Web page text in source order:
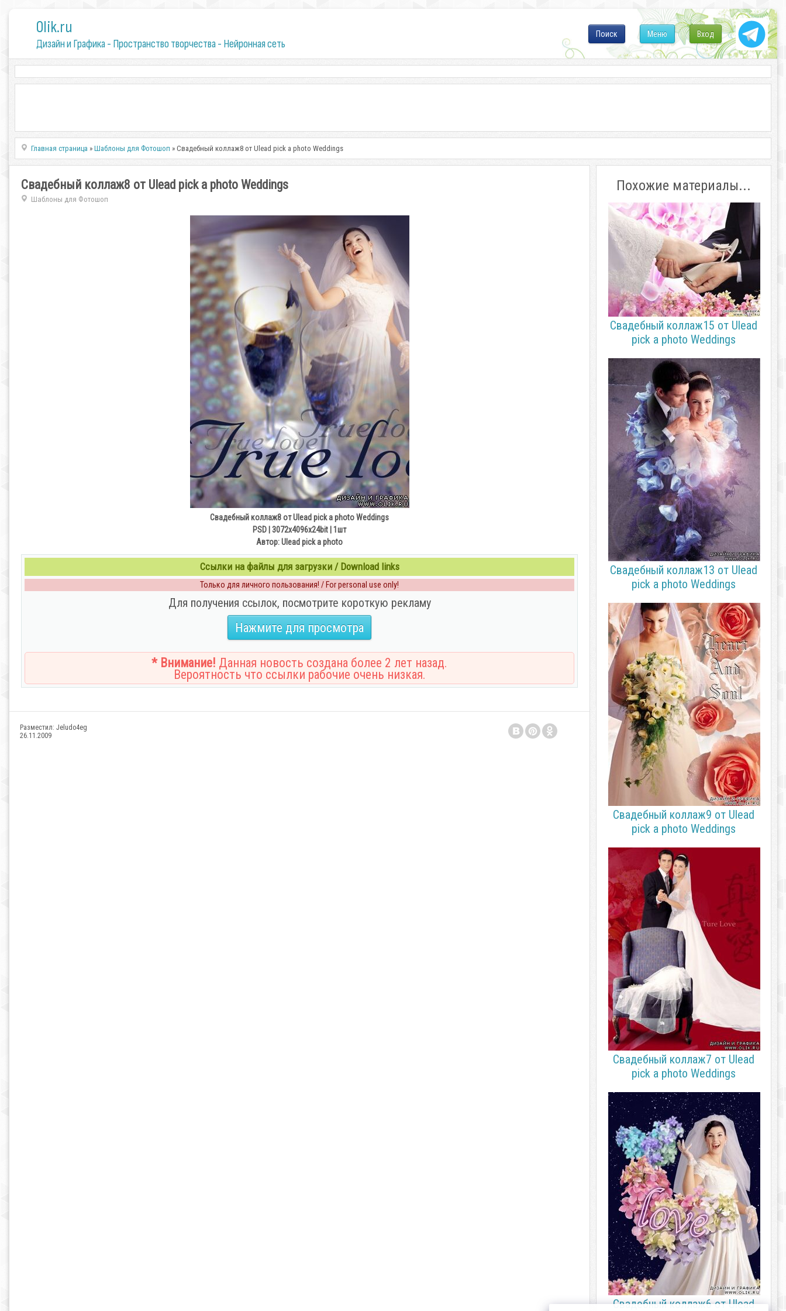
0lik.ru
Дизайн и Графика - Пространство творчества - Нейронная сеть
Вход
Меню
Поиск
Главная страница »Шаблоны для Фотошоп » Свадебный коллаж8 от Ulead pick a photo Weddings
Свадебный коллаж8 от Ulead pick a photo Weddings
Шаблоны для Фотошоп
Свадебный коллаж8 от Ulead pick a photo Weddings
PSD | 3072x4096х24bit | 1шт
Автор: Ulead pick a photo
Ссылки на файлы для загрузки / Download links
Только для личного пользования! / For personal use only!
Для получения ссылок, посмотрите короткую рекламу
Нажмите для просмотра
* Внимание! Данная новость создана более 2 лет назад.
Вероятность что ссылки рабочие очень низкая.
Разместил: Jeludo4eg
26.11.2009
Похожие материалы...
Свадебный коллаж15 от Ulead
pick a photo Weddings
Свадебный коллаж13 от Ulead
pick a photo Weddings
Свадебный коллаж9 от Ulead
pick a photo Weddings
Свадебный коллаж7 от Ulead
pick a photo Weddings
Свадебный коллаж6 от Ulead